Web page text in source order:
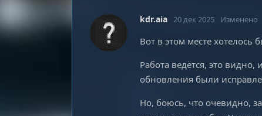
kdr.aia 20 дек 2025 Изменено
Вот в этом месте хотелось
Работа ведётся, это видно,
обновления были
Но, боюсь, что очевидно,